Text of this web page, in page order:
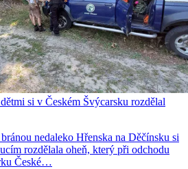
si v Českém Švýcarsku rozdělal
nedaleko Hřenska na Děčínsku si
rozdělala oheň, který při odchodu
České…